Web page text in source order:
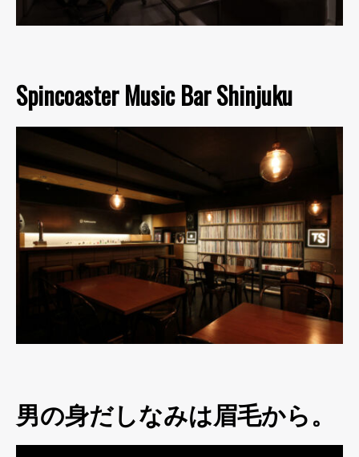
Spincoaster Music Bar Shinjuku
男の身だしなみは眉毛から。